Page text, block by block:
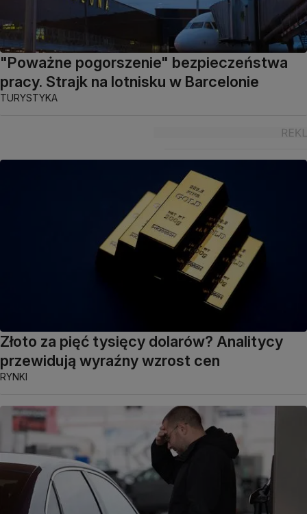
"Poważne pogorszenie" bezpieczeństwa
pracy. Strajk na lotnisku w Barcelonie
TURYSTYKA
Złoto za pięć tysięcy dolarów? Analitycy
przewidują wyraźny wzrost cen
RYNKI